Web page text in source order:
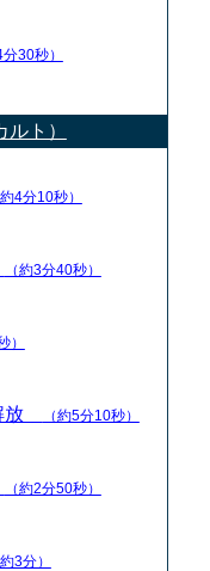
分30秒）
ト）
約4分10秒）
（約3分40秒）
）
放 （約5分10秒）
（約2分50秒）
約3分）